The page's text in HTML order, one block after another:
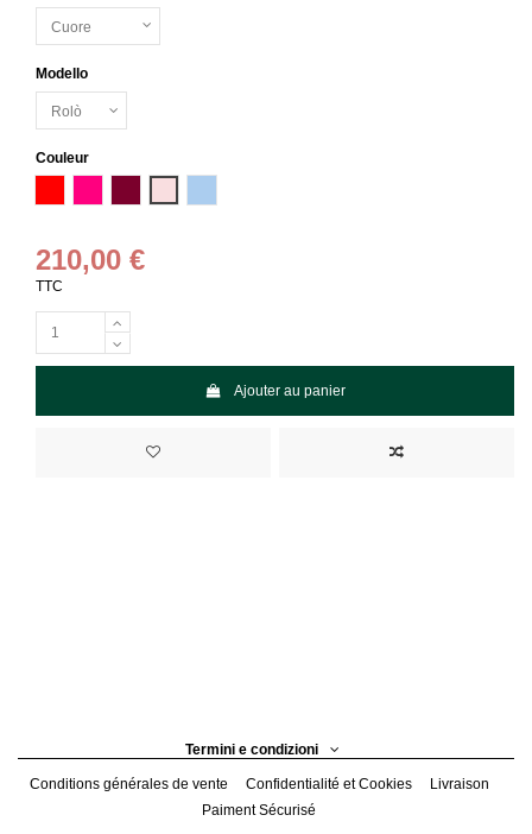
Modello
Couleur
210,00 €
TTC
Ajouter au panier
Termini e condizioni
Conditions générales de vente Confidentialité et Cookies
Livraison
Paiment Sécurisé